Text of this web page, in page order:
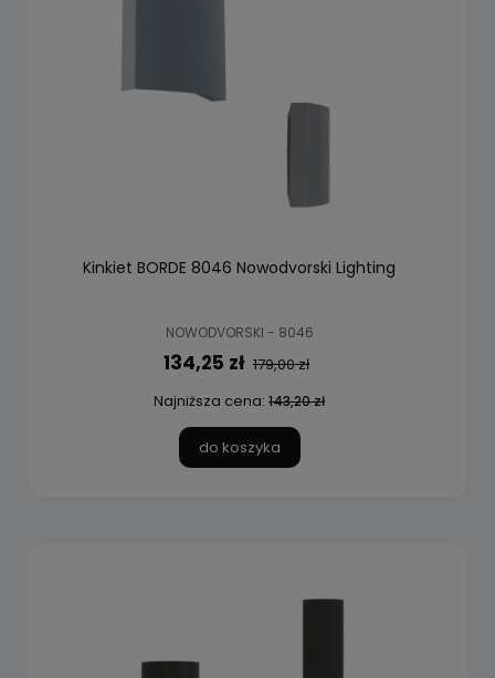
Kinkiet BORDE 8046 Nowodvorski Lighting
NOWODVORSKI - 8046
134,25 zł 179,00 zł
Najniższa cena: 143,20 zł
do koszyka